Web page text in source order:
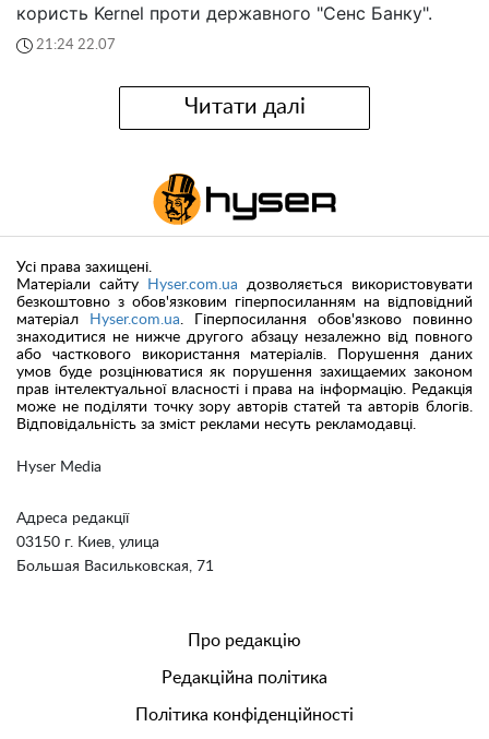
користь Kernel проти державного "Сенс Банку".
21:24 22.07
Читати далі
Hyser Media
Адреса редакції
03150 г. Киев, улица
Большая Васильковская, 71
Усі права захищені.
Матеріали сайту
Hyser.com.ua дозволяється використовувати
безкоштовно з обов'язковим гіперпосиланням на відповідний
матеріал
Hyser.com.ua. Гіперпосилання обов'язково повинно
знаходитися не нижче другого абзацу незалежно від повного
або часткового використання матеріалів. Порушення даних
умов буде розцінюватися як порушення захищаемих законом
прав інтелектуальної власності і права на інформацію. Редакція
може не поділяти точку зору авторів статей та авторів блогів.
Відповідальність за зміст реклами несуть рекламодавці.
Про редакцію
Редакційна політика
Політика конфіденційності